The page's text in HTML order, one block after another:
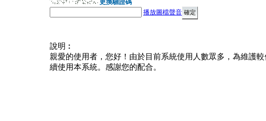
更換驗證碼
播放圖檔聲音
說明︰
親愛的使用者，您好！由於目前系統使用人數眾多，為維護
續使用本系統。感謝您的配合。